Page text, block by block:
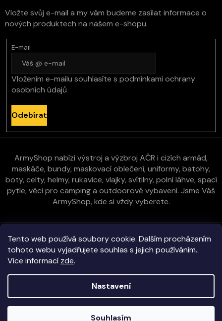
Tento web používá soubory cookie. Dalším procházením
tohoto webu vyjadřujete souhlas s jejich používáním..
Více informací zde.
Nastavení
Souhlasím
Vložte svůj e-mail a my vám budeme zasílat informace o
nových produktech na našem e-shopu.
E-mail
Vložením e-mailu souhlasíte s podmínkami ochrany
osobních údajů
Odebírat
ArmyShop nabízí výstroj a výzbroj AČR i cizích armád,
maskáče, bundy, maskovací oblečení, uniformy, batohy,
boty, celty, helmy, rukavice, vlajky, svítilny, polní láhve, spací
pytle, věci pro camping a outdoorové vybavení. Jsme Váš
ArmyShop, kde si vždy vyberete.
Zákaznická péče
Vše o nákupu
E-ArmyShop.cz . Všechna práva vyhrazena.